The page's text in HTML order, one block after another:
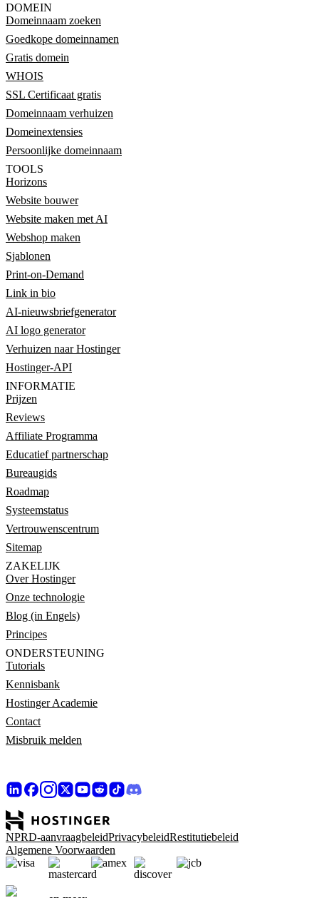
DOMEIN
Domeinnaam zoeken
Goedkope domeinnamen
Gratis domein
WHOIS
SSL Certificaat gratis
Domeinnaam verhuizen
Domeinextensies
Persoonlijke domeinnaam
TOOLS
Horizons
Website bouwer
Website maken met AI
Webshop maken
Sjablonen
Print-on-Demand
Link in bio
AI-nieuwsbriefgenerator
AI logo generator
Verhuizen naar Hostinger
Hostinger-API
INFORMATIE
Prijzen
Reviews
Affiliate Programma
Educatief partnerschap
Bureaugids
Roadmap
Systeemstatus
Vertrouwenscentrum
Sitemap
ZAKELIJK
Over Hostinger
Onze technologie
Blog (in Engels)
Principes
ONDERSTEUNING
Tutorials
Kennisbank
Hostinger Academie
Contact
Misbruik melden
NPRD-aanvraagbeleidPrivacybeleidRestitutiebeleid
Algemene Voorwaarden